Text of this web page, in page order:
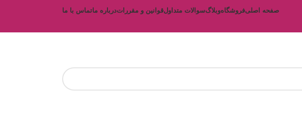
صفحه اصلیفروشگاهوبلاگسوالات متداولقوانین و مقرراتدرباره ماتماس با ما